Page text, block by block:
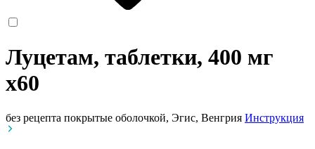
Луцетам, таблетки, 400 мг
x60
без рецепта покрытые оболочкой, Эгис, Венгрия Инструкция